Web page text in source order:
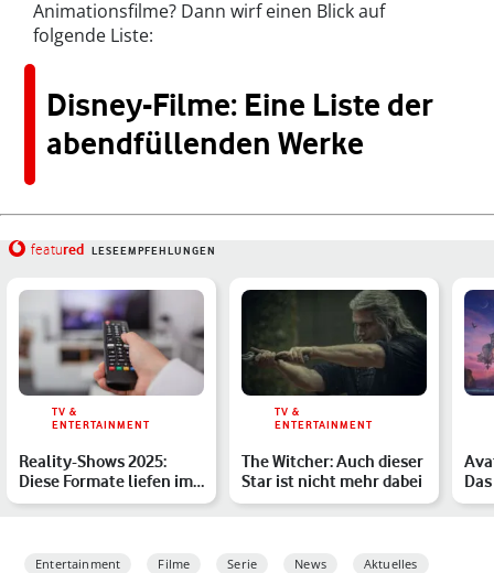
Animationsfilme? Dann wirf einen Blick auf
folgende Liste:
Disney-Filme: Eine Liste der
abendfüllenden Werke
featured LESEEMPFEHLUNGEN
TV &
ENTERTAINMENT
Reality-Shows 2025:
Diese Formate liefen im
vergangenen Jahr – de…
TV &
ENTERTAINMENT
The Witcher: Auch dieser
Star ist nicht mehr dabei
Entertainment Filme Serie News Aktuelles